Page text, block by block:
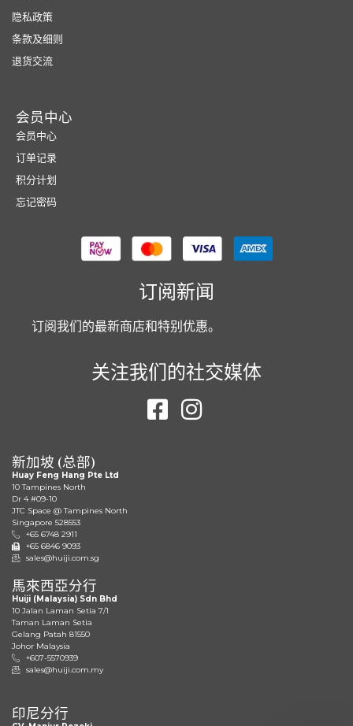
隐私政策
条款及细则
退货交流
会员中心
会员中心
订单记录
积分计划
忘记密码
订阅新闻
订阅我们的最新商店和特别优惠。
关注我们的社交媒体
新加坡 (总部)
Huay Feng Hang Pte Ltd
10 Tampines North
Dr 4 #09-10
JTC Space @ Tampines North
Singapore 528553
+65 6748 2911
+65 6846 9093
sales@huiji.com.sg
馬來西亞分行
Huiji (Malaysia) Sdn Bhd
10 Jalan Laman Setia 7/1
Taman Laman Setia
Gelang Patah 81550
Johor Malaysia
+607-5570939
sales@huiji.com.my
印尼分行